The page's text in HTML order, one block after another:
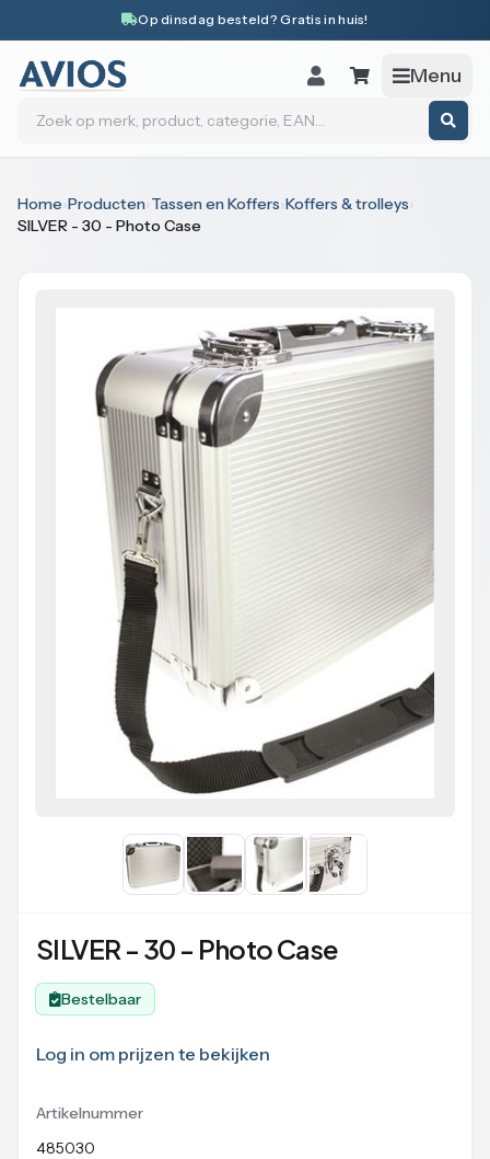
Op dinsdag besteld? Gratis in huis!
Menu
Zoeken
Home›Producten›Tassen en Koffers›Koffers & trolleys›
SILVER - 30 - Photo Case
SILVER - 30 - Photo Case
Bestelbaar
Log in om prijzen te bekijken
Artikelnummer
485030